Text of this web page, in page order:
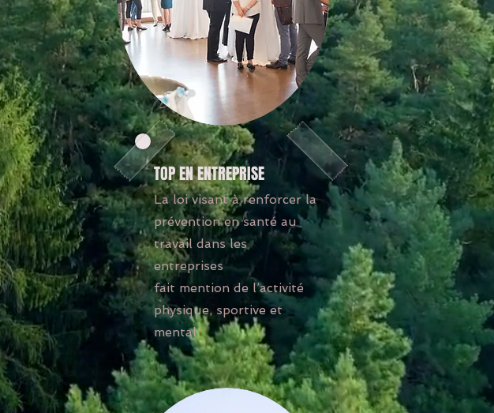
TOP EN ENTREPRISE
La loi visant à renforcer la
prévention en santé au
travail dans les
entreprises
fait mention de l’activité
physique, sportive et
mental